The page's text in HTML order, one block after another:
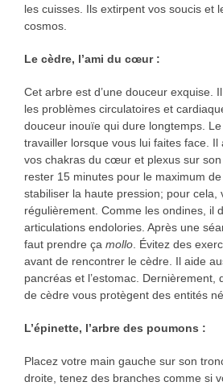
les cuisses. Ils extirpent vos soucis et
cosmos.
Le cèdre, l’ami du cœur :
Cet arbre est d’une douceur exquise.
les problèmes circulatoires et
douceur inouïe qui dure longtemps.
travailler lorsque vous lui faites face. Il
vos chakras du cœur et plexus sur
rester 15 minutes pour le maximum
stabiliser la haute pression; pour cela,
régulièrement. Comme les ondines, il
articulations endolories. Après une
faut prendre ça mollo. Évitez des
avant de rencontrer le cèdre. Il aide
pancréas et l’estomac. Dernièrement,
de cèdre vous protègent des entités
L’épinette, l’arbre des poumons :
Placez votre main gauche sur son
droite, tenez des branches comme si